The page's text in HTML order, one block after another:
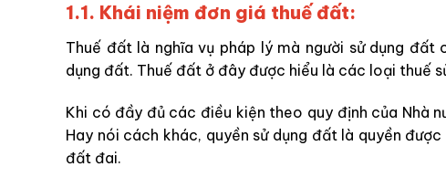
1.1. Khái niệm đơn giá thuế đất:
Thuế đất là nghĩa vụ pháp lý mà người sử dụng
dụng đất. Thuế đất ở đây được hiểu là các loại thuế
Khi có đầy đủ các điều kiện theo quy định của Nhà
Hay nói cách khác, quyền sử dụng đất là quyền
đất đai.